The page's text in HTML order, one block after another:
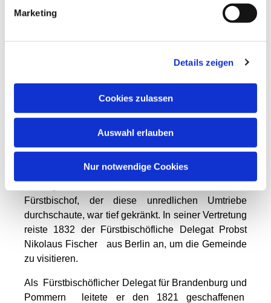
Marketing
Details zeigen
Cookies zulassen
Auswahl erlauben
Nur notwendige Cookies
Reformbestrebungen seines Vorgängers ab. Er
wurde im Breslauer Dom bestattet.
Der Besuch des Fürstbischofs Emanuel
Schimonski-Schimoni wäre der erste Besuch eines
katholischen Bischofs nach der Reformation in
Stralsund gewesen. Pfarrer Zink musste die
hintertrieben haben, aus angeblicher Furcht, dass
Fürstbischof, der diese unredlichen Umtriebe
durchschaute, war tief gekränkt. In seiner Vertretung
reiste 1832 der Fürstbischöfliche Delegat Probst
Nikolaus Fischer aus Berlin an, um die Gemeinde
zu visitieren.
Als Fürstbischöflicher Delegat für Brandenburg und
Pommern leitete er den 1821 geschaffenen